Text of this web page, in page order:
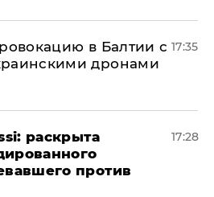
в Балтии с
дронами
17:35
раскрыта
против
17:28